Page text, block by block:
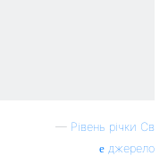
— Рівень річки Св
джерело